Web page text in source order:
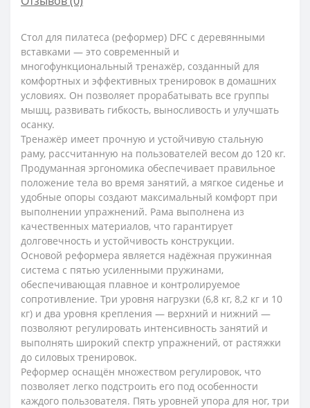
Стол для пилатеса (реформер) DFC с деревянными
вставками — это современный и
многофункциональный тренажёр, созданный для
комфортных и эффективных тренировок в домашних
условиях. Он позволяет прорабатывать все группы
мышц, развивать гибкость, выносливость и улучшать
осанку.
Тренажёр имеет прочную и устойчивую стальную
раму, рассчитанную на пользователей весом до 120 кг.
Продуманная эргономика обеспечивает правильное
положение тела во время занятий, а мягкое сиденье и
удобные опоры создают максимальный комфорт при
выполнении упражнений. Рама выполнена из
качественных материалов, что гарантирует
долговечность и устойчивость конструкции.
Основой реформера является надёжная пружинная
система с пятью усиленными пружинами,
обеспечивающая плавное и контролируемое
сопротивление. Три уровня нагрузки (6,8 кг, 8,2 кг и 10
кг) и два уровня крепления — верхний и нижний —
позволяют регулировать интенсивность занятий и
выполнять широкий спектр упражнений, от растяжки
до силовых тренировок.
Реформер оснащён множеством регулировок, что
позволяет легко подстроить его под особенности
каждого пользователя. Пять уровней упора для ног, три